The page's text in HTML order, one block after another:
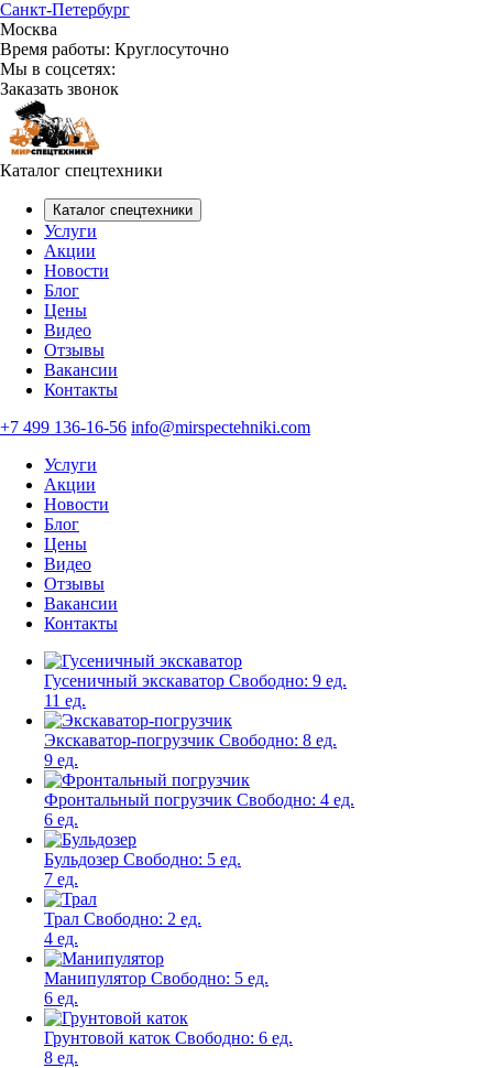
Санкт-Петербург
Москва
Время работы: Круглосуточно
Мы в соцсетях:
Заказать звонок
Каталог спецтехники
Каталог спецтехники
Услуги
Акции
Новости
Блог
Цены
Видео
Отзывы
Вакансии
Контакты
+7 499 136-16-56 info@mirspectehniki.com
Услуги
Акции
Новости
Блог
Цены
Видео
Отзывы
Вакансии
Контакты
Гусеничный экскаватор Свободно: 9 ед.
11 ед.
Экскаватор-погрузчик Свободно: 8 ед.
9 ед.
Фронтальный погрузчик Свободно: 4 ед.
6 ед.
Бульдозер Свободно: 5 ед.
7 ед.
Трал Свободно: 2 ед.
4 ед.
Манипулятор Свободно: 5 ед.
6 ед.
Грунтовой каток Свободно: 6 ед.
8 ед.